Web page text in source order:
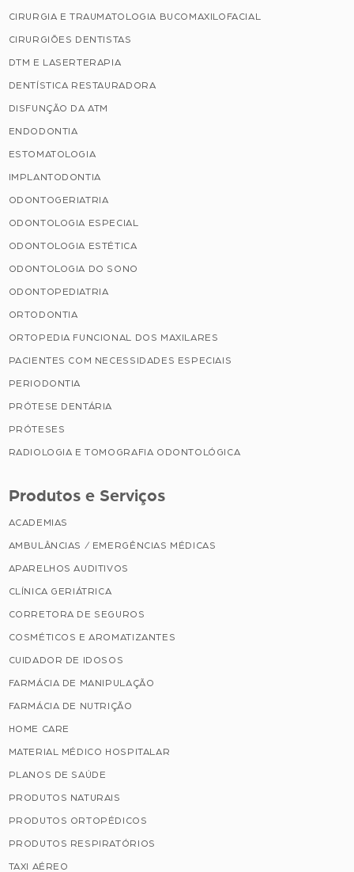
CIRURGIA E TRAUMATOLOGIA BUCOMAXILOFACIAL
CIRURGIÕES DENTISTAS
DTM E LASERTERAPIA
DENTÍSTICA RESTAURADORA
DISFUNÇÃO DA ATM
ENDODONTIA
ESTOMATOLOGIA
IMPLANTODONTIA
ODONTOGERIATRIA
ODONTOLOGIA ESPECIAL
ODONTOLOGIA ESTÉTICA
ODONTOLOGIA DO SONO
ODONTOPEDIATRIA
ORTODONTIA
ORTOPEDIA FUNCIONAL DOS MAXILARES
PACIENTES COM NECESSIDADES ESPECIAIS
PERIODONTIA
PRÓTESE DENTÁRIA
PRÓTESES
RADIOLOGIA E TOMOGRAFIA ODONTOLÓGICA
Produtos e Serviços
ACADEMIAS
AMBULÂNCIAS / EMERGÊNCIAS MÉDICAS
APARELHOS AUDITIVOS
CLÍNICA GERIÁTRICA
CORRETORA DE SEGUROS
COSMÉTICOS E AROMATIZANTES
CUIDADOR DE IDOSOS
FARMÁCIA DE MANIPULAÇÃO
FARMÁCIA DE NUTRIÇÃO
HOME CARE
MATERIAL MÉDICO HOSPITALAR
PLANOS DE SAÚDE
PRODUTOS NATURAIS
PRODUTOS ORTOPÉDICOS
PRODUTOS RESPIRATÓRIOS
TAXI AÉREO